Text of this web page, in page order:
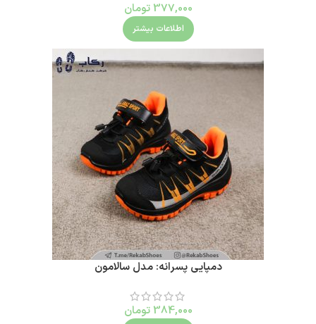
377,000 تومان
اطلاعات بیشتر
دمپایی پسرانه: مدل سالامون
384,000 تومان